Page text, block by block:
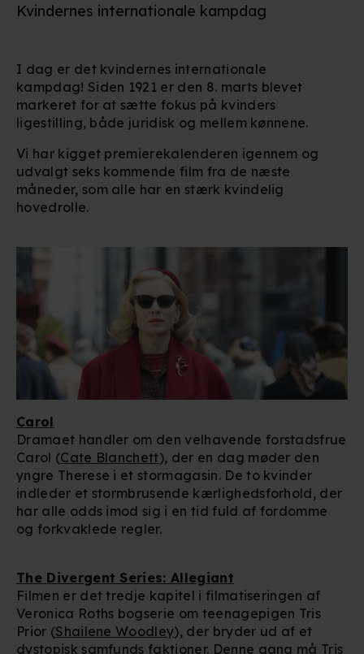
Kvindernes internationale kampdag
I dag er det kvindernes internationale
kampdag! Siden 1921 er den 8. marts blevet
markeret for at sætte fokus på kvinders
ligestilling, både juridisk og mellem kønnene.
Vi har kigget premierekalenderen igennem og
udvalgt seks kommende film fra de næste
måneder, som alle har en stærk kvindelig
hovedrolle.
Carol
Dramaet handler om den velhavende forstadsfrue
Carol (Cate Blanchett), der en dag møder den
yngre Therese i et stormagasin. De to kvinder
indleder et stormbrusende kærlighedsforhold, der
har alle odds imod sig i en tid fuld af fordomme
og forkvaklede regler.
The Divergent Series: Allegiant
Filmen er det tredje kapitel i filmatiseringen af
Veronica Roths bogserie om teenagepigen Tris
Prior (Shailene Woodley), der bryder ud af et
dystopisk samfunds faktioner. Denne gang må Tris